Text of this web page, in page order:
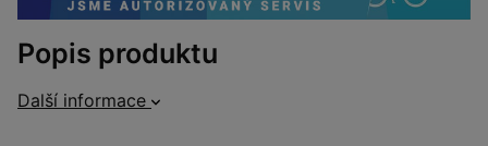
Popis produktu
Další informace